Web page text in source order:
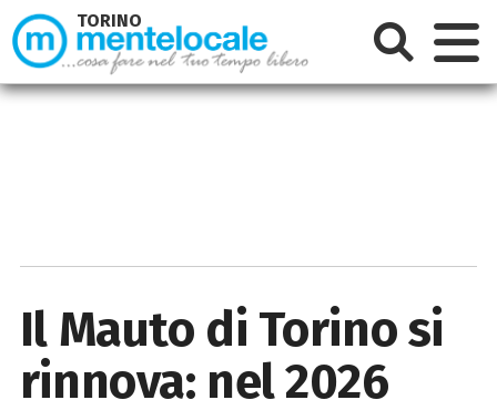
Il Mauto di Torino si
rinnova: nel 2026
TORINO